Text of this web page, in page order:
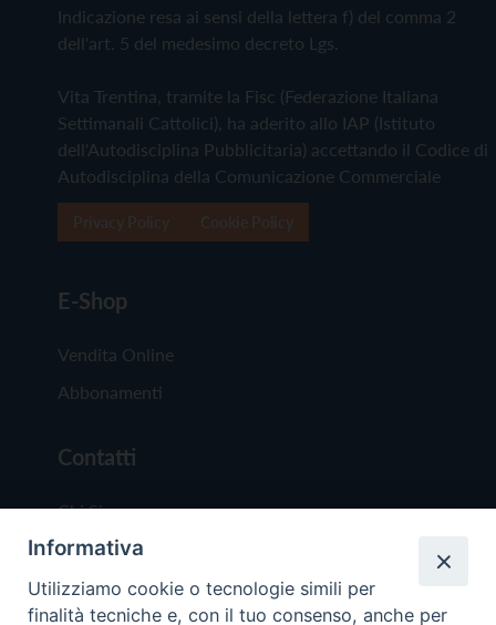
Indicazione resa ai sensi della lettera f) del comma 2
dell'art. 5 del medesimo decreto Lgs.
Vita Trentina, tramite la Fisc (Federazione Italiana
Settimanali Cattolici), ha aderito allo IAP (Istituto
dell'Autodisciplina Pubblicitaria) accettando il Codice di
Autodisciplina della Comunicazione Commerciale
E-Shop
Vendita Online
Abbonamenti
Contatti
Chi Siamo
Redazione
Scrivici
Informativa
Utilizziamo cookie o tecnologie simili per
finalità tecniche e, con il tuo consenso, anche per